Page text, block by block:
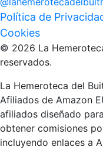
Política de
Cookies
© 2026 La
reservados.
La Hemeroteca del
Afiliados de Amazon
afiliados diseñado
obtener comisiones
incluyendo enlaces a